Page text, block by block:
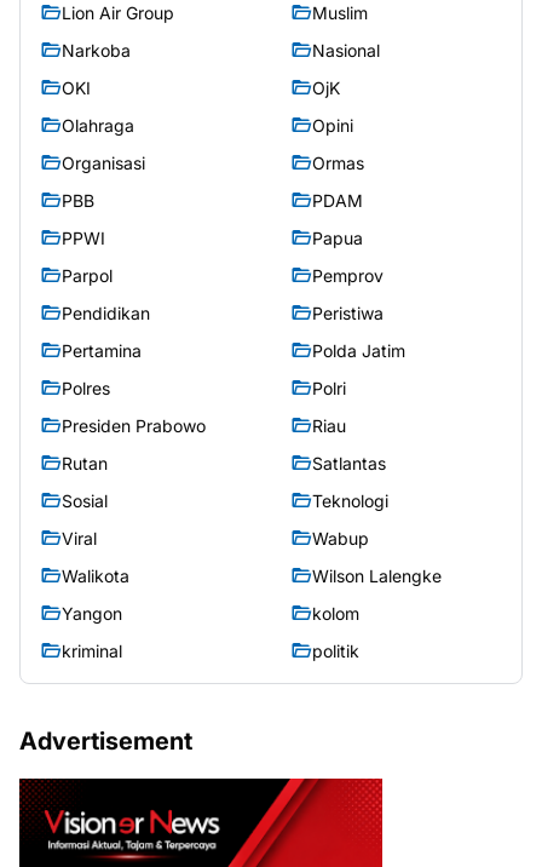
Lion Air Group
Muslim
Narkoba
Nasional
OKI
OjK
Olahraga
Opini
Organisasi
Ormas
PBB
PDAM
PPWI
Papua
Parpol
Pemprov
Pendidikan
Peristiwa
Pertamina
Polda Jatim
Polres
Polri
Presiden Prabowo
Riau
Rutan
Satlantas
Sosial
Teknologi
Viral
Wabup
Walikota
Wilson Lalengke
Yangon
kolom
kriminal
politik
Advertisement